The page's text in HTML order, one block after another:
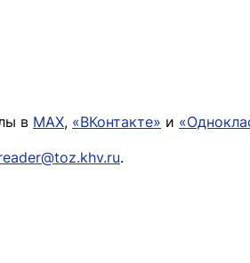
в MAX, «ВКонтакте» и
.